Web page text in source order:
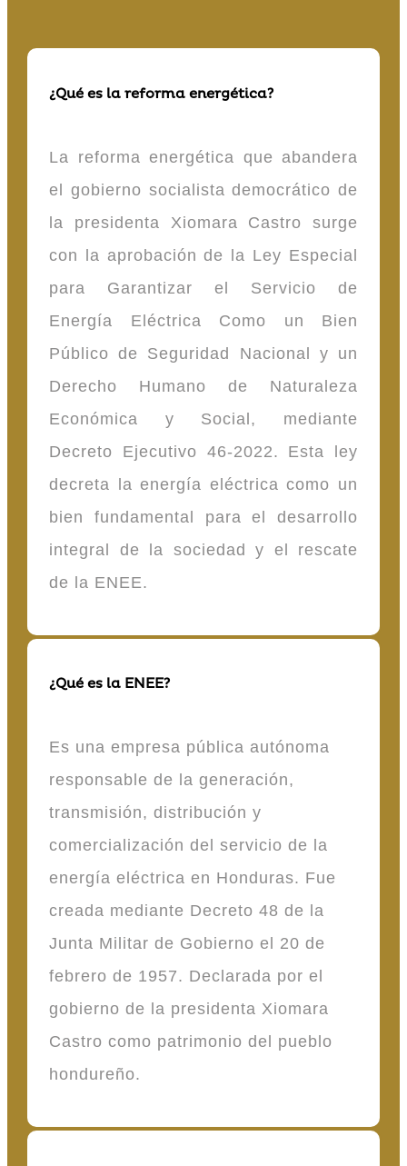
¿Qué es la reforma energética?
La reforma energética que abandera
el gobierno socialista democrático de
la presidenta Xiomara Castro surge
con la aprobación de la Ley Especial
para Garantizar el Servicio de
Energía Eléctrica Como un Bien
Público de Seguridad Nacional y un
Derecho Humano de Naturaleza
Económica y Social, mediante
Decreto Ejecutivo 46-2022. Esta ley
decreta la energía eléctrica como un
bien fundamental para el desarrollo
integral de la sociedad y el rescate
de la ENEE.
¿Qué es la ENEE?
Es una empresa pública autónoma
responsable de la generación,
transmisión, distribución y
comercialización del servicio de la
energía eléctrica en Honduras. Fue
creada mediante Decreto 48 de la
Junta Militar de Gobierno el 20 de
febrero de 1957. Declarada por el
gobierno de la presidenta Xiomara
Castro como patrimonio del pueblo
hondureño.